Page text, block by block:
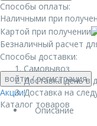
войти/ регистрация
Акции!
Каталог товаров
Способы оплаты:
Наличными при
Картой при получении
Безналичный расчет
Способы доставки:
Самовывоз
Доставка день в
Доставка на
Описание